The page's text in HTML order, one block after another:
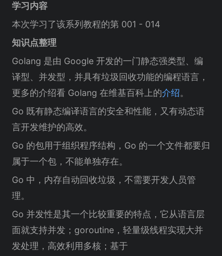
学习内容
本次学习了该系列教程的第 001 - 014
知识点整理
Golang 是由 Google 开发的一门静态强类型、编
译型、并发型，并具有垃圾回收功能的编程语言，
更多的介绍看 Golang 在维基百科上的介绍。
Go 既有静态编译语言的安全和性能，又有动态语
言开发维护的高效。
Go 的包用于组织程序结构，Go 的一个文件都要归
属于一个包，不能单独存在。
Go 中，内存自动回收垃圾，不需要开发人员管
理。
Go 并发性是其一个比较重要的特点，它从语言层
面就支持并发；goroutine，轻量级线程实现大并
发处理，高效利用多核；基于